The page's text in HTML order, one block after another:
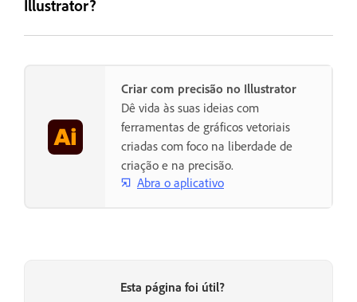
Illustrator?
Criar com precisão no Illustrator
Dê vida às suas ideias com
ferramentas de gráficos vetoriais
criadas com foco na liberdade de
criação e na precisão.
Abra o aplicativo
Esta página foi útil?